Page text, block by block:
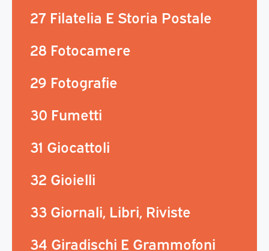
27 Filatelia E Storia Postale
28 Fotocamere
29 Fotografie
30 Fumetti
31 Giocattoli
32 Gioielli
33 Giornali, Libri, Riviste
34 Giradischi E Grammofoni